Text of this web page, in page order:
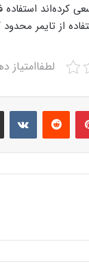
استفاده
از تایمر محدود
لطفاامتیاز
Pinterest
Reddit